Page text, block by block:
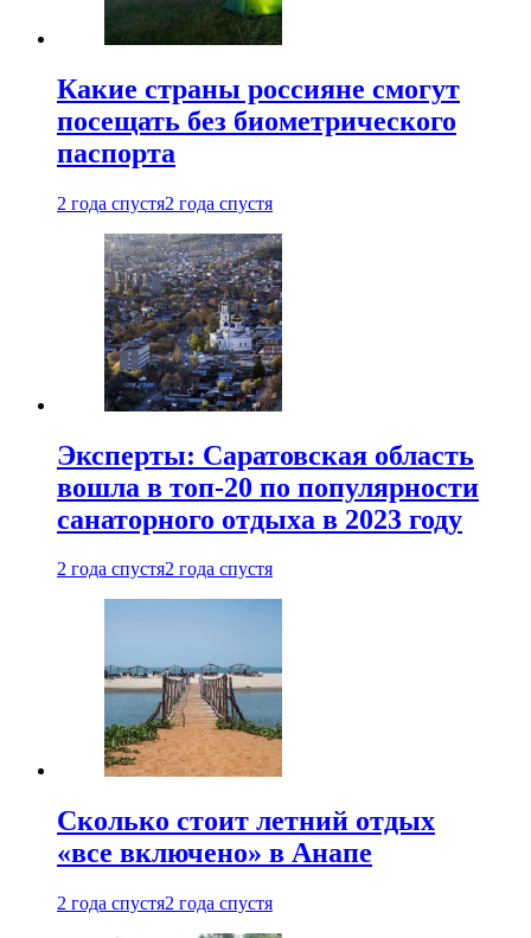
Какие страны россияне смогут
посещать без биометрического
паспорта
2 года спустя2 года спустя
Эксперты: Саратовская область
вошла в топ-20 по популярности
санаторного отдыха в 2023 году
2 года спустя2 года спустя
Сколько стоит летний отдых
«все включено» в Анапе
2 года спустя2 года спустя